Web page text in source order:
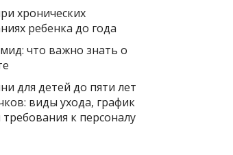
хронических
ребенка до года
что важно знать о
для детей до пяти лет
виды ухода, график
к персоналу